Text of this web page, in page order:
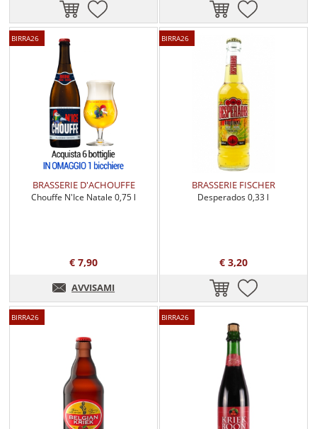
BIRRA26
BRASSERIE D'ACHOUFFE
Chouffe N'Ice Natale 0,75 l
€ 7,90
AVVISAMI
BIRRA26
BRASSERIE FISCHER
Desperados 0,33 l
€ 3,20
BIRRA26 BIRRA26